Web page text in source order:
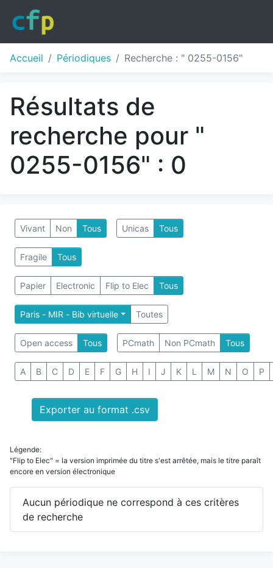
Accueil Périodiques Recherche : " 0255-0156"
Résultats de
recherche pour "
0255-0156" : 0
Vivant Non Tous Unicas Tous
Fragile Tous
Papier Electronic Flip to Elec Tous
Paris - MIR - Bib virtuelle Toutes
Open access Tous PCmath Non PCmath Tous
A B C D E F G H I J K L M N O P
Exporter au format .csv
Légende:
"Flip to Elec" = la version imprimée du titre s'est arrêtée, mais le titre paraît
encore en version électronique
Aucun périodique ne correspond à ces critères
de recherche